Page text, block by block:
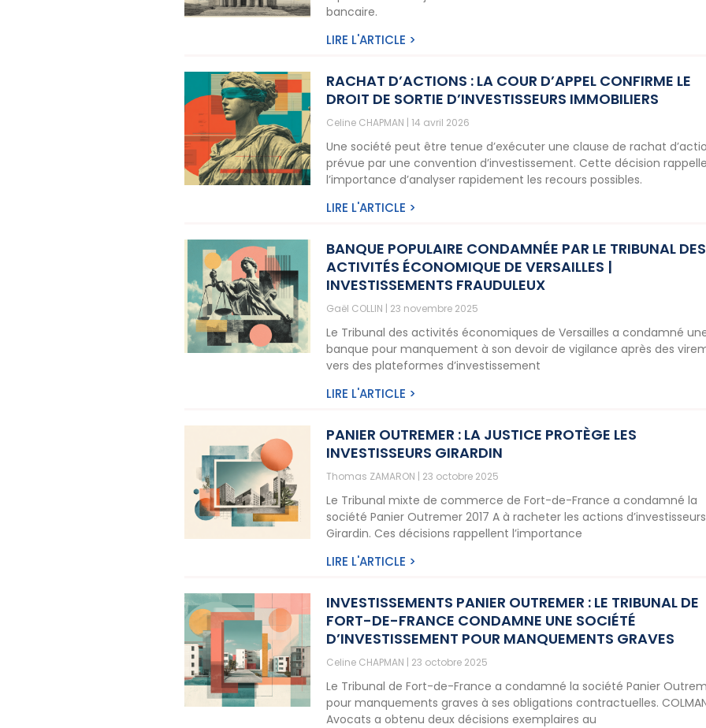
bancaire.
LIRE L'ARTICLE >
RACHAT D’ACTIONS : LA COUR D’APPEL CONFIRME LE
DROIT DE SORTIE D’INVESTISSEURS IMMOBILIERS
Celine CHAPMAN 14 avril 2026
Une société peut être tenue d’exécuter une clause de rachat
prévue par une convention d’investissement. Cette décision rappelle
l’importance d’analyser rapidement les recours possibles.
LIRE L'ARTICLE >
BANQUE POPULAIRE CONDAMNÉE PAR LE TRIBUNAL DES
ACTIVITÉS ÉCONOMIQUE DE VERSAILLES |
INVESTISSEMENTS FRAUDULEUX
Gaël COLLIN 23 novembre 2025
Le Tribunal des activités économiques de Versailles a condamné
banque pour manquement à son devoir de vigilance après des
vers des plateformes d’investissement
LIRE L'ARTICLE >
PANIER OUTREMER : LA JUSTICE PROTÈGE LES
INVESTISSEURS GIRARDIN
Thomas ZAMARON 23 octobre 2025
Le Tribunal mixte de commerce de Fort-de-France a condamné la
société Panier Outremer 2017 A à racheter les actions d’investisseurs
Girardin. Ces décisions rappellent l’importance
LIRE L'ARTICLE >
INVESTISSEMENTS PANIER OUTREMER : LE TRIBUNAL DE
FORT-DE-FRANCE CONDAMNE UNE SOCIÉTÉ
D’INVESTISSEMENT POUR MANQUEMENTS GRAVES
Celine CHAPMAN 23 octobre 2025
Le Tribunal de Fort-de-France a condamné la société Panier
pour manquements graves à ses obligations contractuelles.
Avocats a obtenu deux décisions exemplaires au